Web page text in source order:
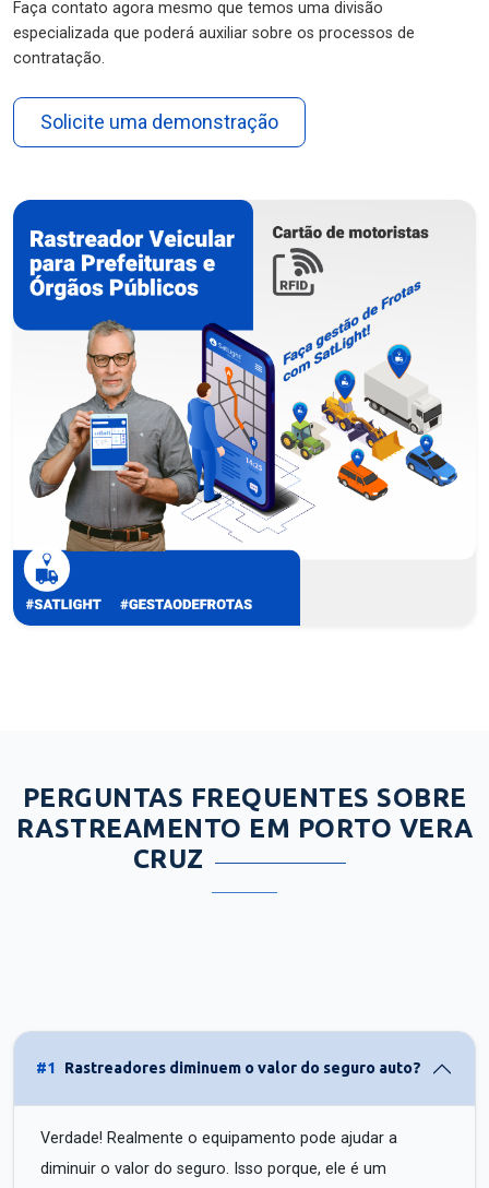
Faça contato agora mesmo que temos uma divisão
especializada que poderá auxiliar sobre os processos de
contratação.
Solicite uma demonstração
PERGUNTAS FREQUENTES SOBRE
RASTREAMENTO EM PORTO VERA
CRUZ
#1 Rastreadores diminuem o valor do seguro auto?
Verdade! Realmente o equipamento pode ajudar a
diminuir o valor do seguro. Isso porque, ele é um